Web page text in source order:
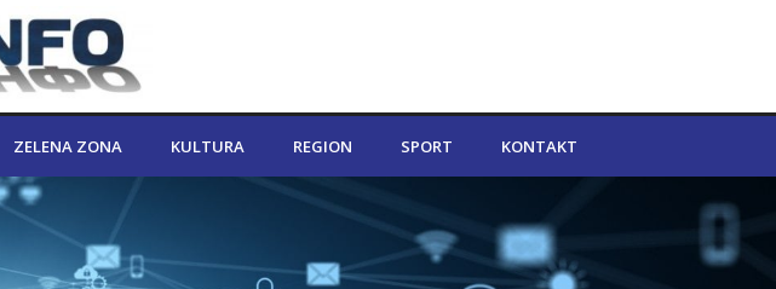
ZELENA ZONA KULTURA REGION SPORT KONTAKT